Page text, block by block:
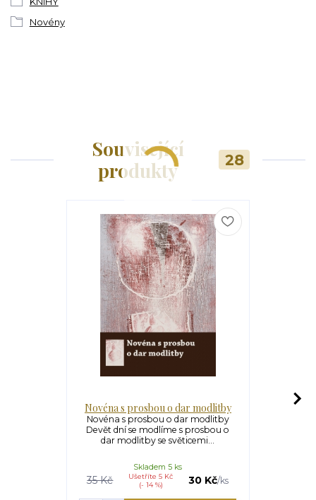
Novény
Související
produkty
28
Novéna s prosbou o dar modlitby
Novéna s prosbou o dar modlitby
Devět dní se modlíme s prosbou o
dar modlitby se světicemi...
35 Kč
Ušetříte 5 Kč
(- 14 %)
30 Kč/ks
Skladem 5 ks
Novéna